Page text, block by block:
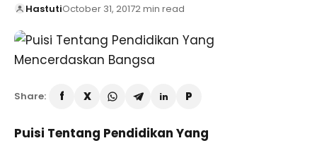
HastutiOctober 31, 20172 min read
Share:
Puisi Tentang Pendidikan Yang